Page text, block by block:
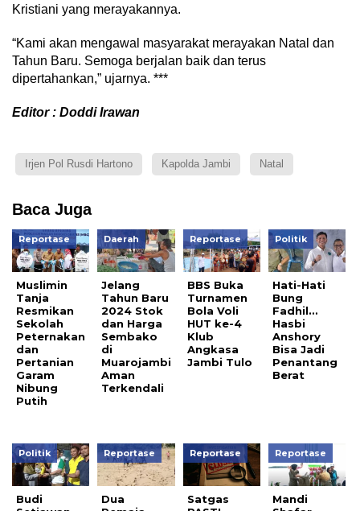
Kristiani yang merayakannya.
“Kami akan mengawal masyarakat merayakan Natal dan
Tahun Baru. Semoga berjalan baik dan terus
dipertahankan,” ujarnya. ***
Editor : Doddi Irawan
Irjen Pol Rusdi Hartono Kapolda Jambi Natal
Baca Juga
Reportase
Muslimin
Tanja
Resmikan
Sekolah
Peternakan
dan
Pertanian
Garam
Nibung
Putih
Daerah
Jelang
Tahun Baru
2024 Stok
dan Harga
Sembako
di
Muarojambi
Aman
Terkendali
Reportase
BBS Buka
Turnamen
Bola Voli
HUT ke-4
Klub
Angkasa
Jambi Tulo
Politik
Hati-Hati
Bung
Fadhil…
Hasbi
Anshory
Bisa Jadi
Penantang
Berat
Politik
Budi
Reportase
Dua
Reportase
Satgas
Reportase
Mandi